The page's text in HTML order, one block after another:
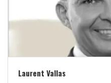
Laurent Vallas